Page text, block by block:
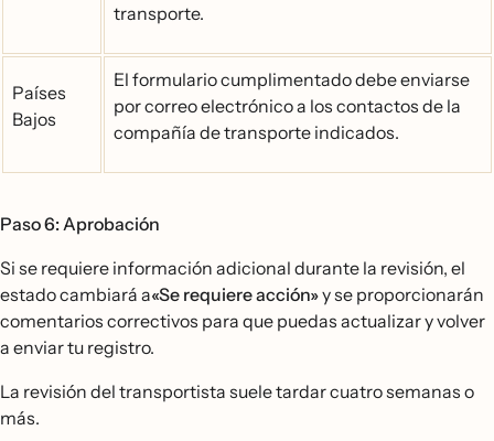
transporte.
Países
Bajos
El formulario cumplimentado debe enviarse
por correo electrónico a los contactos de la
compañía de transporte indicados.
Paso 6: Aprobación
Si se requiere información adicional durante la revisión, el
estado cambiará a«Se requiere acción»y se proporcionarán
comentarios correctivos para que puedas actualizar y volver
a enviar tu registro.
La revisión del transportista suele tardar cuatro semanas o
más.